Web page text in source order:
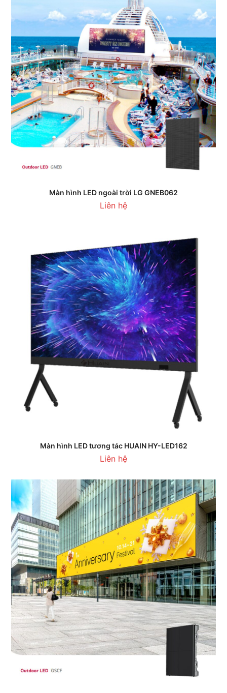
Màn hình LED ngoài trời LG GNEB062
Liên hệ
Màn hình LED tương tác HUAIN HY-LED162
Liên hệ